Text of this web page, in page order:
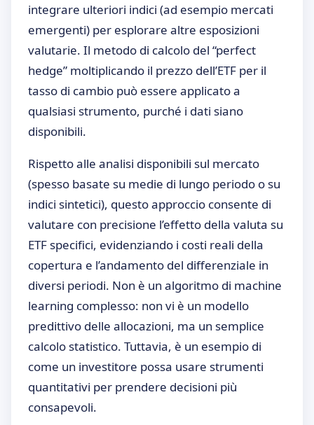
integrare ulteriori indici (ad esempio mercati
emergenti) per esplorare altre esposizioni
valutarie. Il metodo di calcolo del “perfect
hedge” moltiplicando il prezzo dell’ETF per il
tasso di cambio può essere applicato a
qualsiasi strumento, purché i dati siano
disponibili.
Rispetto alle analisi disponibili sul mercato
(spesso basate su medie di lungo periodo o su
indici sintetici), questo approccio consente di
valutare con precisione l’effetto della valuta su
ETF specifici, evidenziando i costi reali della
copertura e l’andamento del differenziale in
diversi periodi. Non è un algoritmo di machine
learning complesso: non vi è un modello
predittivo delle allocazioni, ma un semplice
calcolo statistico. Tuttavia, è un esempio di
come un investitore possa usare strumenti
quantitativi per prendere decisioni più
consapevoli.